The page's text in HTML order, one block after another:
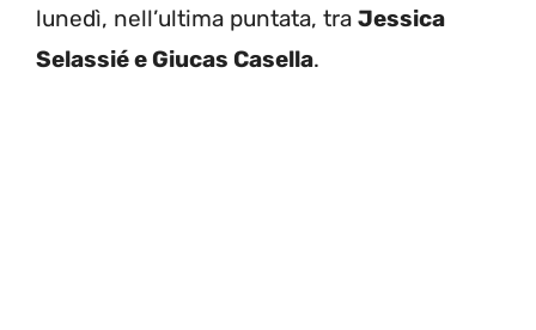
lunedì, nell’ultima puntata, tra Jessica
Selassié e Giucas Casella.